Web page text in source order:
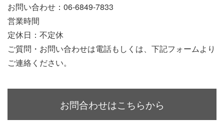
お問い合わせ：06-6849-7833
営業時間
定休日：不定休
ご質問・お問い合わせは電話もしくは、下記フォームより
ご連絡ください。
お問合わせはこちらから